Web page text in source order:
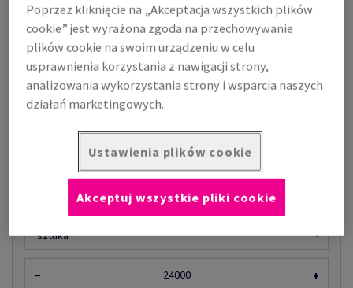
koperta zamyk. po długim boku C5, 162 x 229 mm banded bez okna
Conqueror, Wove, gładki, cream, samoprzylepna z paskiem,
zamknięcie klapka prosto, 120g/m2, woodfree ECF with 15% cotton,
karton 250 sztuk
Zobacz dane techniczne
Udostępnij
1 567,45 zł
sztuka
− +
Poprzez kliknięcie na „Akceptacja wszystkich plików
cookie” jest wyrażona zgoda na przechowywanie
plików cookie na swoim urządzeniu w celu
usprawnienia korzystania z nawigacji strony,
analizowania wykorzystania strony i wsparcia naszych
działań marketingowych.
Ustawienia plików cookie
Akceptuj wszystkie pliki cookie